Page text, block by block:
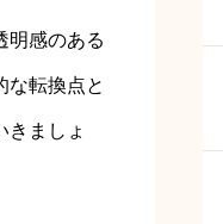
明感のある
な転換点と
きましょ